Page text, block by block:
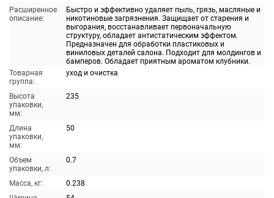
Расширенное
описание:
Быстро и эффективно удаляет пыль, грязь, масляные и
никотиновые загрязнения. Защищает от старения и
выгорания, восстанавливает первоначальную
структуру, обладает антистатическим эффектом.
Предназначен для обработки пластиковых и
виниловых деталей салона. Подходит для молдингов и
бамперов. Обладает приятным ароматом клубники.
Товарная
группа:
уход и очистка
Высота
упаковки,
мм:
235
Длина
упаковки,
мм:
50
Объем
упаковки, л:
0.7
Масса, кг:
0.238